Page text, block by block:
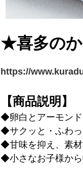
★喜多の
https://
【商品説明】
◆卵白とアーモンド
◆サクッと・ふわっ
◆甘味を抑え、素材
◆小さなお子様から